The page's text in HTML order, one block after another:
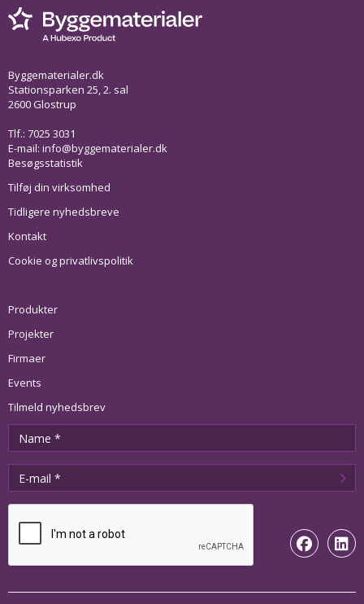
Byggematerialer.dk
Stationsparken 25, 2. sal
2600 Glostrup
Tlf.: 7025 3031
E-mail: info@byggematerialer.dk
Besøgsstatistik
Tilføj din virksomhed
Tidligere nyhedsbreve
Kontakt
Cookie og privatlivspolitik
Produkter
Projekter
Firmaer
Events
Tilmeld nyhedsbrev